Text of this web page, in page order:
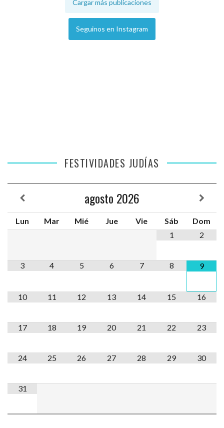
Cargar más publicaciones
Seguinos en Instagram
FESTIVIDADES JUDÍAS
agosto 2026
Lun Mar Mié Jue Vie Sáb
Dom
1
2
3 4 5 6 7 8 9
10 11 12 13 14 15 16
17 18 19 20 21 22 23
24 25 26 27 28 29 30
31